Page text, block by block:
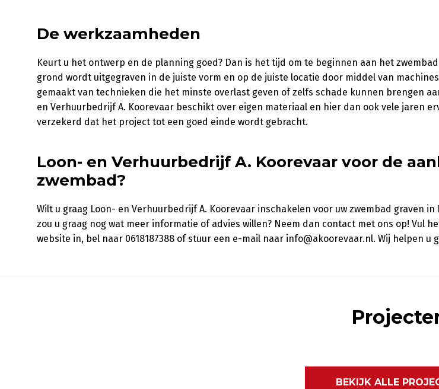
De werkzaamheden
Keurt u het ontwerp en de planning goed? Dan is het tijd om te beginnen aan het
grond wordt uitgegraven in de juiste vorm en op de juiste locatie door middel van
gemaakt van technieken die het minste overlast geven of zelfs schade kunnen brengen
en Verhuurbedrijf A. Koorevaar beschikt over eigen materiaal en hier dan ook vele jaren
verzekerd dat het project tot een goed einde wordt gebracht.
Loon- en Verhuurbedrijf A. Koorevaar voor de
zwembad?
Wilt u graag Loon- en Verhuurbedrijf A. Koorevaar inschakelen voor uw zwembad graven
zou u graag nog wat meer informatie of advies willen? Neem dan contact met ons op! Vul
website in, bel naar 0618187388 of stuur een e-mail naar info@akoorevaar.nl. Wij helpen u
BEKIJK ALLE